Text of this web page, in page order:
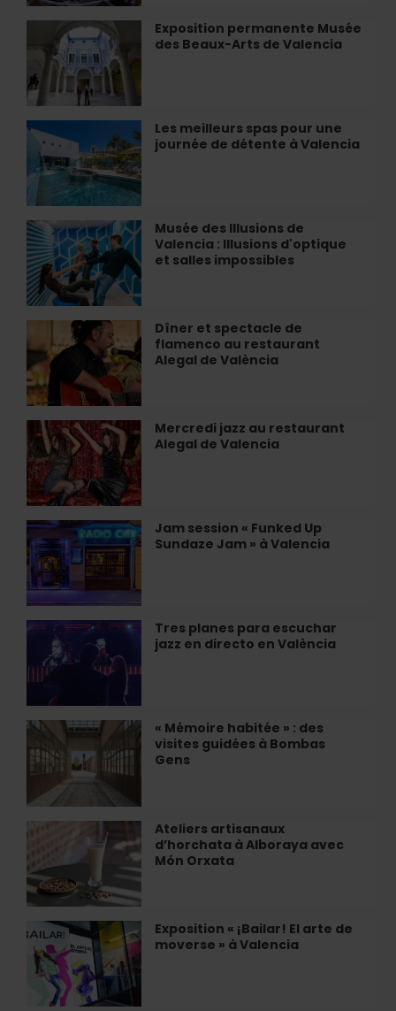
vivez
le
Valencia
de
l’intérieur
Exposition permanente Musée
des Beaux-Arts de Valencia
Exposition
permanente
Musée
des
Beaux-
Arts
Valencia
Les meilleurs spas pour une
journée de détente à Valencia
Les
meilleurs
spas
pour
une
journée
de
détente
à
Valencia
Musée des Illusions de
Valencia : Illusions d'optique
et salles impossibles
Musée
des
Illusions
de
Valencia
:
Illusions
d'optique
et
salles
Dîner et spectacle de
flamenco au restaurant
Alegal de València
et
spectacle
de
flamenco
au
restaurant
Alegal
de
València
Mercredi jazz au restaurant
Alegal de Valencia
Mercredi
jazz
au
restaurant
Alegal
de
Valencia
Jam session « Funked Up
Sundaze Jam » à Valencia
Jam
session
«
Funked
Up
Sundaze
Jam
à
Valencia
Tres planes para escuchar
jazz en directo en València
Tres
planes
para
escuchar
jazz
en
en
València
« Mémoire habitée » : des
visites guidées à Bombas
Gens
«
Mémoire
habitée
:
des
guidées
à
Bombas
Ateliers artisanaux
d’horchata à Alboraya avec
Món Orxata
Ateliers
artisanaux
d’horchata
à
Alboraya
avec
Món
Orxata
Exposition « ¡Bailar! El arte de
moverse » à Valencia
Exposition
¡Bailar!
arte